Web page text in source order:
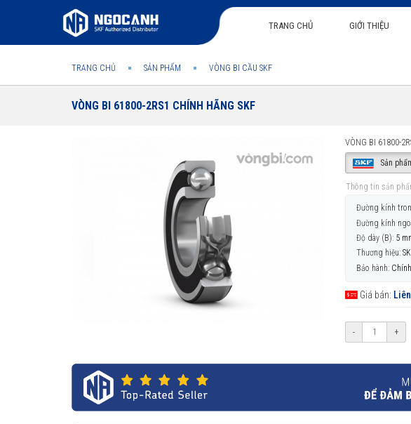
TRANG CHỦ GIỚI THIỆU
TRANG CHỦ SẢN PHẨM VÒNG BI CẦU SKF
VÒNG BI 61800-2RS1 CHÍNH HÃNG SKF
VÒNG BI 61800-
Sản
Thông tin sản
Đường kính
Đường kính
Độ dày (B): 5
Thương hiệu:
Bảo hành:
Giá bán:
- +